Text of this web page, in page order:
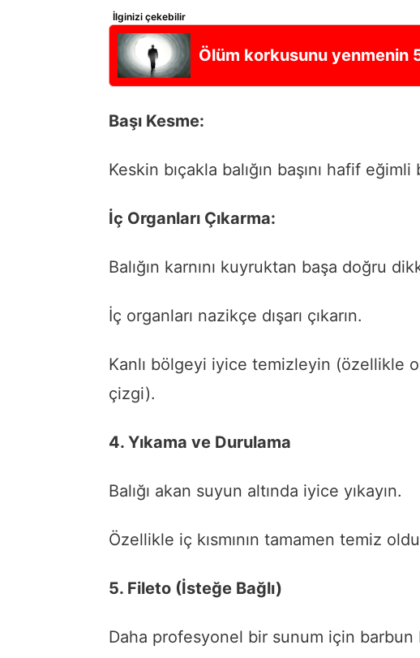
İlginizi çekebilir
Ölüm korkusunu yenmenin
Başı Kesme:
Keskin bıçakla balığın başını hafif
İç Organları Çıkarma:
Balığın karnını kuyruktan başa doğru
İç organları nazikçe dışarı çıkarın.
Kanlı bölgeyi iyice temizleyin (özellikle
çizgi).
4. Yıkama ve Durulama
Balığı akan suyun altında iyice yıkayın.
Özellikle iç kısmının tamamen temiz
5. Fileto (İsteğe Bağlı)
Daha profesyonel bir sunum için barbun